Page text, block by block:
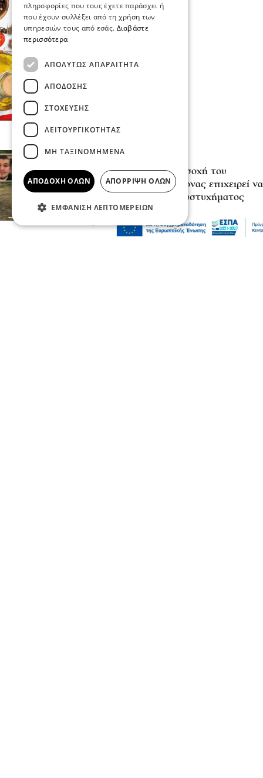
«Κάτι απέσπασε την προσοχή του
οδηγού»: Πραγματογνώμονας επιχειρεί να
ρίξει φως στα αίτια του δυστυχήματος
στις Σέρρες
πληροφορίες που τους έχετε παράσχει ή
που έχουν συλλέξει από τη χρήση των
υπηρεσιών τους από εσάς. Διαβάστε
περισσότερα
ΑΠΟΛΎΤΩΣ ΑΠΑΡΑΊΤΗΤΑ
ΑΠΌΔΟΣΗΣ
ΣΤΌΧΕΥΣΗΣ
ΛΕΙΤΟΥΡΓΙΚΌΤΗΤΑΣ
ΜΗ ΤΑΞΙΝΟΜΗΜΈΝΑ
ΑΠΟΔΟΧΉ ΌΛΩΝ ΑΠΌΡΡΙΨΗ ΌΛΩΝ
ΕΜΦΆΝΙΣΗ ΛΕΠΤΟΜΕΡΕΙΏΝ